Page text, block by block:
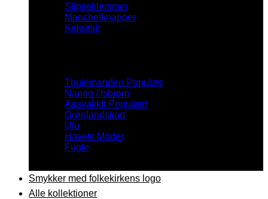
Slipseklemmer
Manchetknapper
Keramik
Thulemanden
Nanoq / Isbjørn
Asavakkit
Grønlandskort
Ulu
Havets Moder
Fugle
Smykker med folkekirkens logo
Alle kollektioner